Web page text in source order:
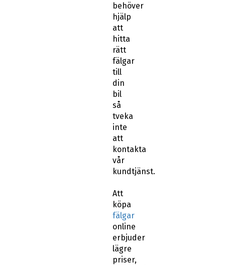
behöver
hjälp
att
hitta
rätt
fälgar
till
din
bil
så
tveka
inte
att
kontakta
vår
kundtjänst.
Att
köpa
fälgar
online
erbjuder
lägre
priser,